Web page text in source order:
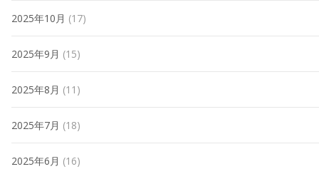
2025年10月 (17)
2025年9月 (15)
2025年8月 (11)
2025年7月 (18)
2025年6月 (16)